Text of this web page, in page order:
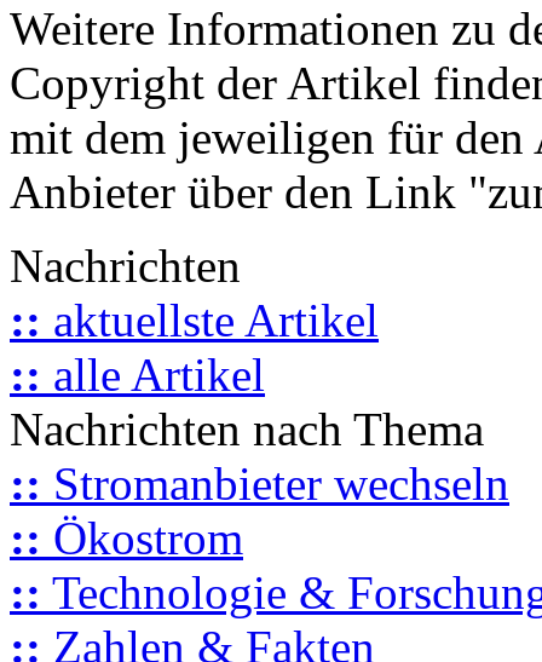
Weitere Informationen zu
Copyright der Artikel
mit dem jeweiligen für
Anbieter über den Link
Nachrichten
:: aktuellste Artikel
:: alle Artikel
Nachrichten nach Thema
:: Stromanbieter wechseln
:: Ökostrom
:: Technologie &
:: Zahlen & Fakten